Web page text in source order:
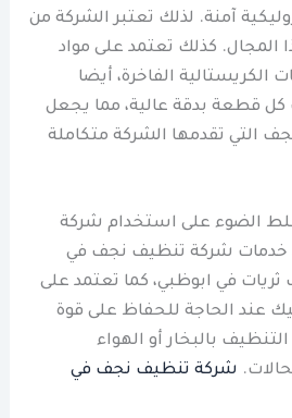
آمنة. لذلك تعتبر الشركة من
المجال. كذلك تعتمد على مواد
الفاخرة، أيضا
كل قطعة بدقة عالية، مما يجعل
التي تقدمها الشركة متكاملة
الضوء على استخدام شركة
خدمات شركة تنظيف نجف في
في ابوظبي، كما تعتمد على
عند الحاجة للحفاظ على قوة
بالبخار أو الهواء
شركة تنظيف نجف في